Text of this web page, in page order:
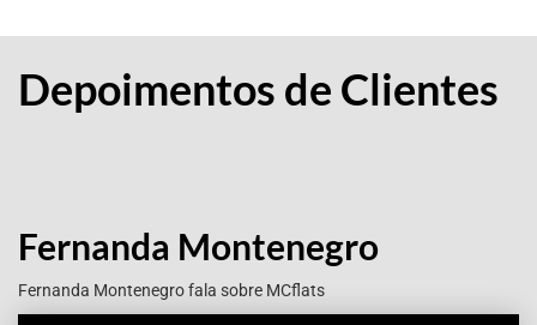
Depoimentos de Clientes
Fernanda Montenegro
Fernanda Montenegro fala sobre MCflats